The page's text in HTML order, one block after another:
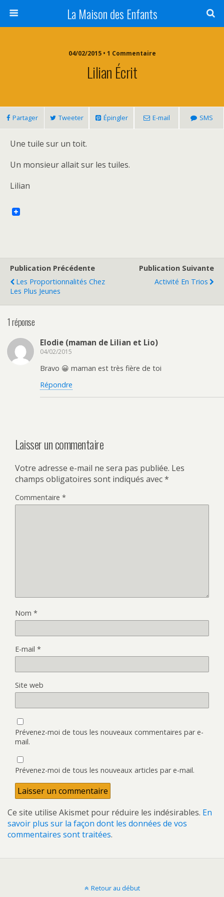
La Maison des Enfants
04/02/2015 • 1 Commentaire
Lilian Écrit
Partager Tweeter Épingler E-mail SMS
Une tuile sur un toit.
Un monsieur allait sur les tuiles.
Lilian
Publication Précédente
Les Proportionnalités Chez
Les Plus Jeunes
Publication Suivante
Activité En Trios
1 réponse
Elodie (maman de Lilian et Lio)
04/02/2015
Bravo 😀 maman est très fière de toi
Répondre
Laisser un commentaire
Votre adresse e-mail ne sera pas publiée. Les
champs obligatoires sont indiqués avec*
Commentaire *
Nom *
E-mail *
Site web
Prévenez-moi de tous les nouveaux commentaires par e-
mail.
Prévenez-moi de tous les nouveaux articles par e-mail.
Ce site utilise Akismet pour réduire les indésirables. En
savoir plus sur la façon dont les données de vos
commentaires sont traitées.
Retour au début